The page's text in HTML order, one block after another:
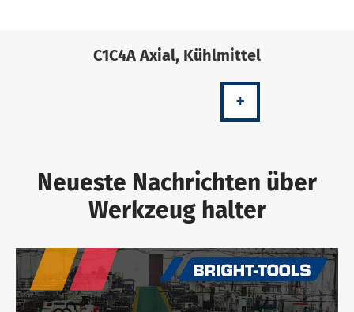
C1C4A Axial, Kühlmittel
+
Neueste Nachrichten über
Werkzeug halter